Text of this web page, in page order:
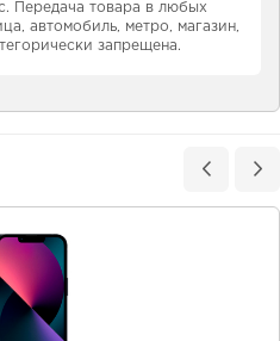
Передача товара в любых
автомобиль, метро, магазин,
запрещена.